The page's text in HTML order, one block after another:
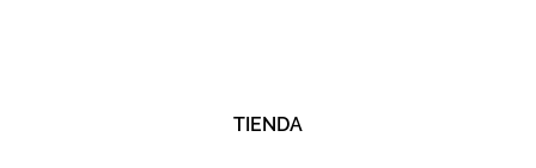
TIENDA